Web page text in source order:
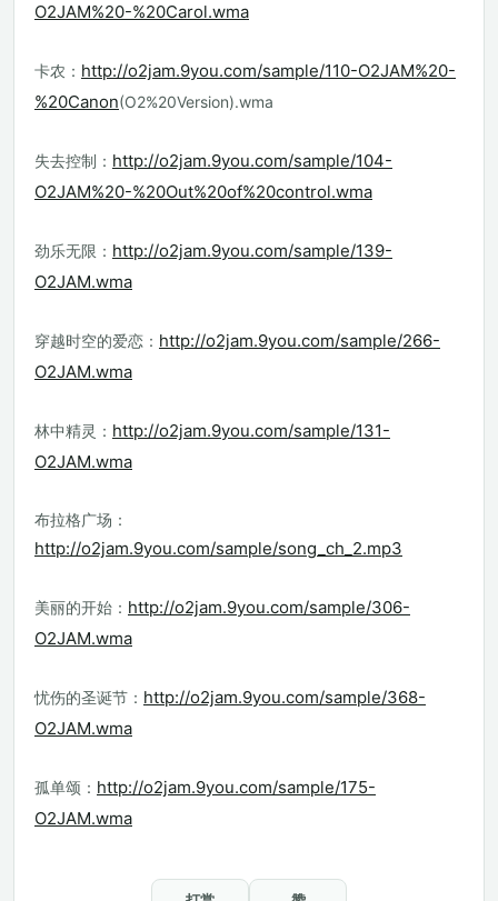
O2JAM%20-%20Carol.wma
卡农： http://o2jam.9you.com/sample/110-O2JAM%20-
%20Canon(O2%20Version).wma
失去控制： http://o2jam.9you.com/sample/104-
O2JAM%20-%20Out%20of%20control.wma
劲乐无限： http://o2jam.9you.com/sample/139-
O2JAM.wma
穿越时空的爱恋： http://o2jam.9you.com/sample/266-
O2JAM.wma
林中精灵： http://o2jam.9you.com/sample/131-
O2JAM.wma
布拉格广场：
http://o2jam.9you.com/sample/song_ch_2.mp3
美丽的开始： http://o2jam.9you.com/sample/306-
O2JAM.wma
忧伤的圣诞节： http://o2jam.9you.com/sample/368-
O2JAM.wma
孤单颂： http://o2jam.9you.com/sample/175-
O2JAM.wma